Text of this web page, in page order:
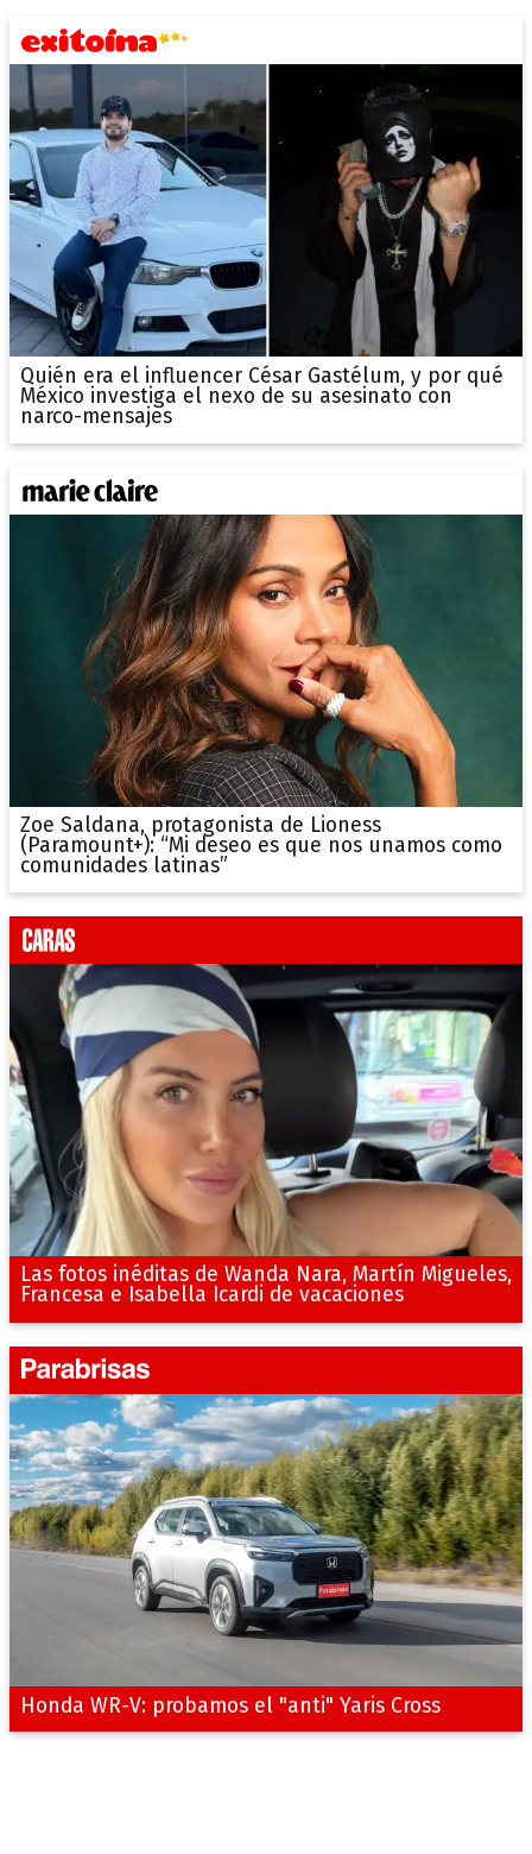
Quién era el influencer César Gastélum, y por qué
México investiga el nexo de su asesinato con
narco-mensajes
Zoe Saldana, protagonista de Lioness
(Paramount+): “Mi deseo es que nos unamos como
comunidades latinas”
Las fotos inéditas de Wanda Nara, Martín Migueles,
Francesa e Isabella Icardi de vacaciones
Honda WR-V: probamos el "anti" Yaris Cross